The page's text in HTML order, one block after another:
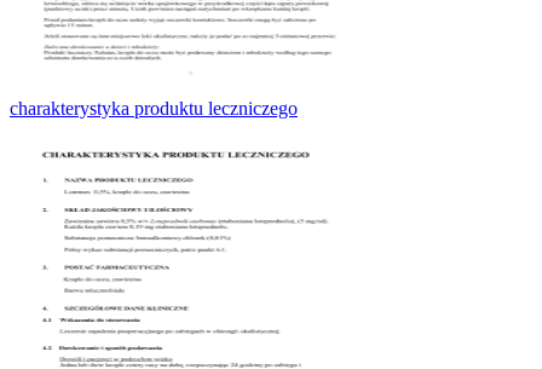
charakterystyka produktu leczniczego